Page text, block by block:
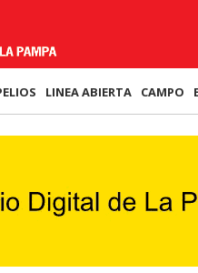
LINEA ABIERTA CAMPO